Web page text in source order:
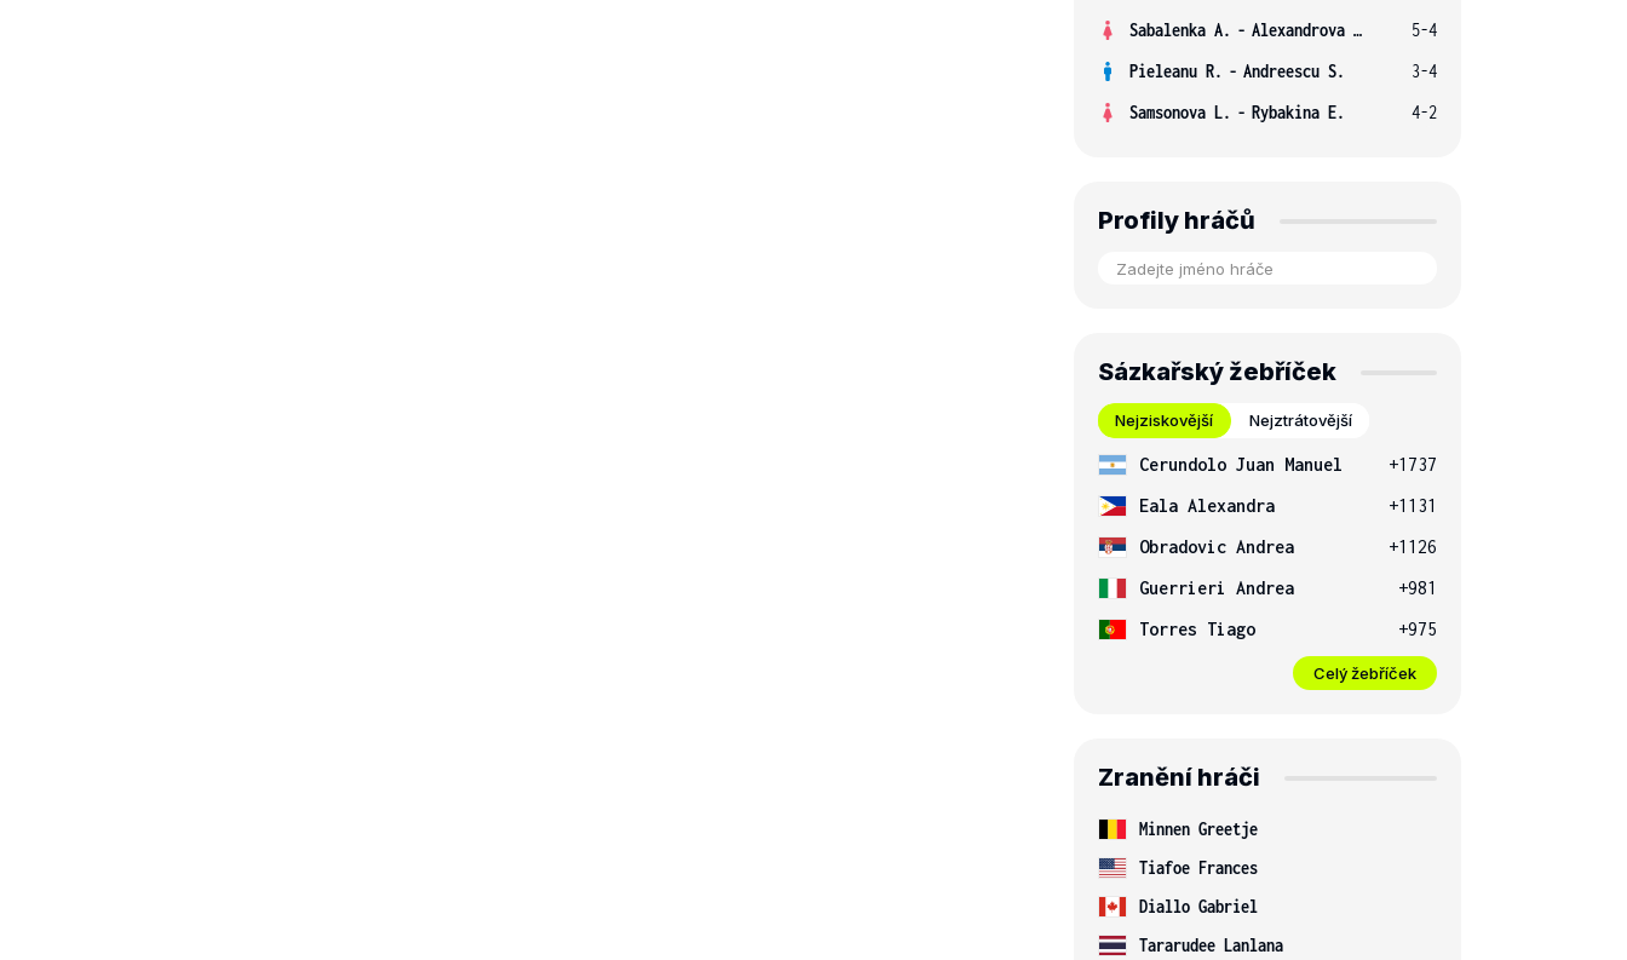
Sabalenka A. - Alexandrova E.
5-4
Pieleanu R. - Andreescu S.
3-4
Samsonova L. - Rybakina E. 4-2
Profily hráčů
Sázkařský žebříček
Nejziskovější Nejztrátovější
Cerundolo Juan Manuel
+1737
Eala Alexandra
+1131
Obradovic Andrea
+1126
Guerrieri Andrea
+981
Torres Tiago
+975
Celý žebříček
Zranění hráči
Minnen Greetje
Tiafoe Frances
Diallo Gabriel
Tararudee Lanlana